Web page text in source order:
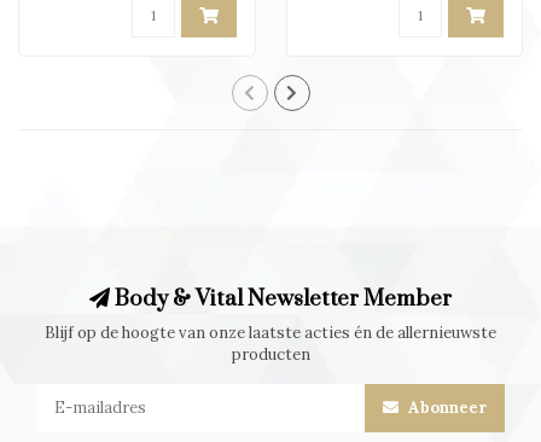
Body & Vital Newsletter Member
Blijf op de hoogte van onze laatste acties én de allernieuwste
producten
Abonneer